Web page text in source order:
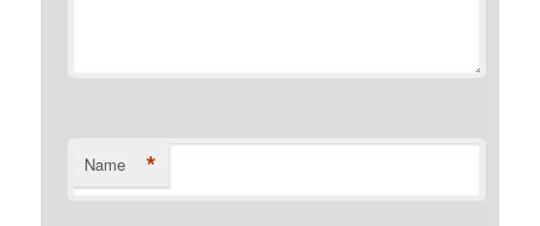
Name *